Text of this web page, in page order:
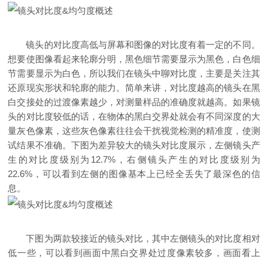
镜头的对比度高低与屏幕和图像的对比度有着一定的不同。
想要使图像看起来轮廓分明，黑色细节需要显示为黑色，白色细
节需要显示为白色，所以我们在镜头中聊对比度，主要是关注其
还原现实形状和轮廓的能力。简单来讲，对比度越高的镜头在黑
白交接处的过渡像素越少，对测量样品的准确度就越高。如果镜
头的对比度较低的话，在物体的黑白交界处就会有不同深度的大
量灰色像素，这些灰色像素往往会干扰视觉检测的精准度，使测
试结果不准确。下图为差异较大的镜头对比度展示，左侧镜头产
生的对比度级别为 12.7%，右侧镜头产生的对比度级别为
22.6% ，可以看到左侧的图像基本上已经全丢失了最深色的信
息。
下图为两款较接近的镜头对比，其中左侧镜头的对比度相对
低一些，可以看到画面中黑白交界处过度像素较多，画面看上